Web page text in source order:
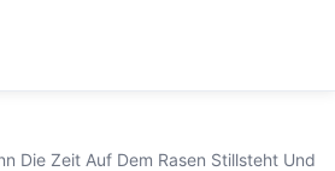
Die Zeit Auf Dem Rasen Stillsteht Und